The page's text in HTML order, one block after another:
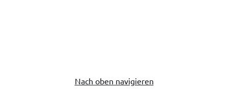
Nach oben navigieren